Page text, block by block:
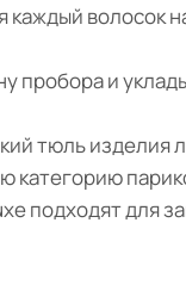
волосок
и
тюль изделия
категорию
подходят для